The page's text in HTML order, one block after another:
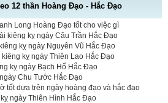
12 thần Hoàng Đạo - Hắc Đạo
Long Hoàng Đạo tốt cho việc gì
kiêng kỵ ngày Câu Trần Hắc Đạo
kỵ ngày Nguyên Vũ Hắc Đạo
kỵ ngày Thiên Lao Hắc Đạo
kỵ ngày Bạch Hổ Hắc Đạo
Chu Tước Hắc Đạo
tốt dựa trên ngày hoàng đạo và hắc đạo
ngày Thiên Hình Hắc Đạo
Sao Phòng tốt hay xấu – Tính chất và ý
Nhật Thố
Đê tốt hay xấu – Tính chất và ý nghĩa